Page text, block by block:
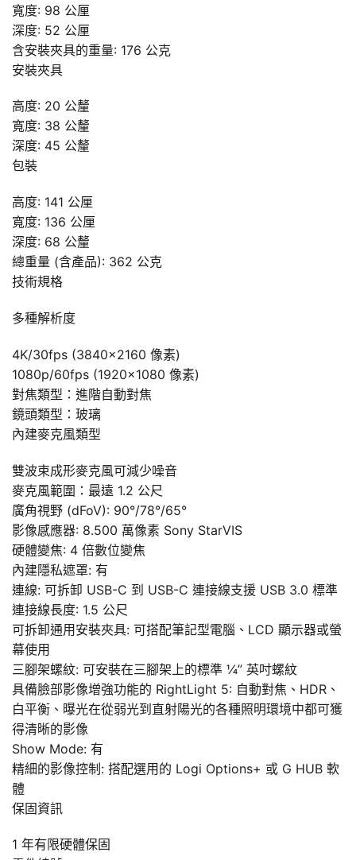
寬度: 98 公厘
深度: 52 公厘
含安裝夾具的重量: 176 公克
安裝夾具
高度: 20 公釐
寬度: 38 公釐
深度: 45 公釐
包裝
高度: 141 公厘
寬度: 136 公厘
深度: 68 公釐
總重量 (含產品): 362 公克
技術規格
多種解析度
4K/30fps (3840×2160 像素)
1080p/60fps (1920×1080 像素)
對焦類型：進階自動對焦
鏡頭類型：玻璃
內建麥克風類型
雙波束成形麥克風可減少噪音
麥克風範圍：最遠 1.2 公尺
廣角視野 (dFoV): 90°/78°/65°
影像感應器: 8.500 萬像素 Sony StarVIS
硬體變焦: 4 倍數位變焦
內建隱私遮罩: 有
連線: 可拆卸 USB-C 到 USB-C 連接線支援 USB 3.0 標準
連接線長度: 1.5 公尺
可拆卸通用安裝夾具: 可搭配筆記型電腦、LCD 顯示器或螢
幕使用
三腳架螺紋: 可安裝在三腳架上的標準 ¼” 英吋螺紋
具備臉部影像增強功能的 RightLight 5: 自動對焦、HDR、
白平衡、曝光在從弱光到直射陽光的各種照明環境中都可獲
得清晰的影像
Show Mode: 有
精細的影像控制: 搭配選用的 Logi Options+ 或 G HUB 軟
體
保固資訊
1 年有限硬體保固